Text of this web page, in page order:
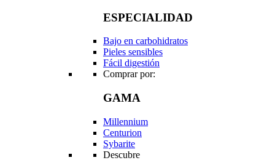
ESPECIALIDAD
Bajo en carbohidratos
Pieles sensibles
Fácil digestión
Comprar por:
GAMA
Millennium
Centurion
Sybarite
Descubre